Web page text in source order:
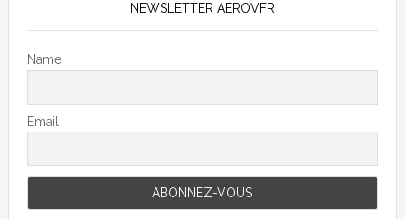
NEWSLETTER AEROVFR
Name
Email